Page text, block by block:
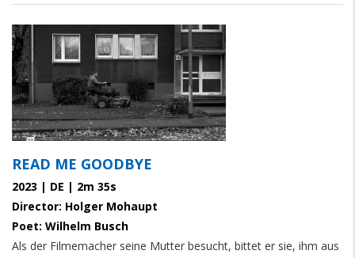
READ ME GOODBYE
2023 | DE | 2m 35s
Director: Holger Mohaupt
Poet: Wilhelm Busch
Als der Filmemacher seine Mutter besucht, bittet er sie, ihm aus